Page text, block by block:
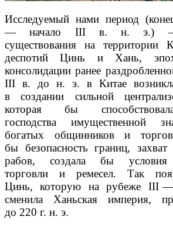
Исследуемый нами период
— начало III в. н. э.) —
существования на территории
деспотий Цинь и Хань,
консолидации ранее
III в. до н. э. в Китае возникла
в создании сильной
которая бы
господства имущественной
богатых общинников и
бы безопасность границ,
рабов, создала бы
торговли и ремесел. Так
Цинь, которую на рубеже III
сменила Ханьская империя,
до 220 г. н. э.